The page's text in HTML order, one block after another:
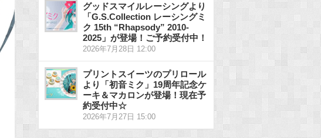
グッドスマイルレーシングより
「G.S.Collection レーシングミ
ク 15th “Rhapsody” 2010-
2025」が登場！ご予約受付中！
2026年7月28日 12:00
プリントスイーツのプリロール
より「初音ミク」19周年記念ケ
ーキ＆マカロンが登場！現在予
約受付中☆
2026年7月27日 15:00